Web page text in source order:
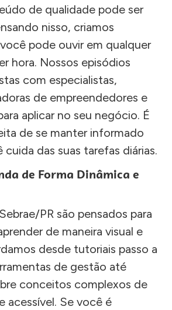
de qualidade pode ser
nisso, criamos
pode ouvir em qualquer
hora. Nossos episódios
com especialistas,
de empreendedores e
aplicar no seu negócio. É
de se manter informado
das suas tarefas diárias.
de Forma Dinâmica e
PR são pensados para
de maneira visual e
desde tutoriais passo a
de gestão até
conceitos complexos de
acessível. Se você é